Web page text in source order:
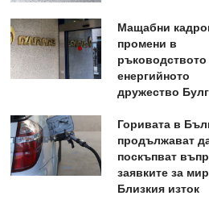
Мащабни
промени в
ръководството
енергийното
дружество
Горивата в
продължават
поскъпват
заявките за
Близкия изток